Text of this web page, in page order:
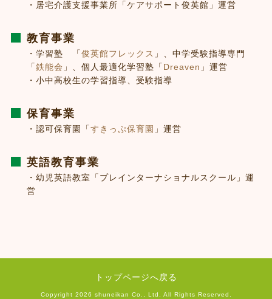
・居宅介護支援事業所「ケアサポート俊英館」運営
教育事業
・学習塾 「俊英館フレックス 」、中学受験指導専門
「鉄能会 」、個人最適化学習塾「Dreaven 」運営
・小中高校生の学習指導、受験指導
保育事業
・認可保育園「すきっぷ保育園 」運営
英語教育事業
・幼児英語教室「プレインターナショナルスクール」運
営
トップページへ戻る
Copyright 2026 shuneikan Co., Ltd. All Rights Reserved.